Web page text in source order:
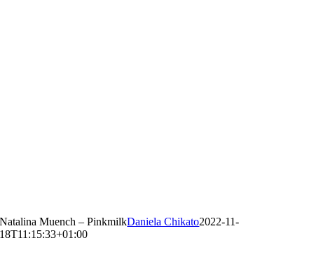
Natalina Muench – PinkmilkDaniela Chikato2022-11-
18T11:15:33+01:00